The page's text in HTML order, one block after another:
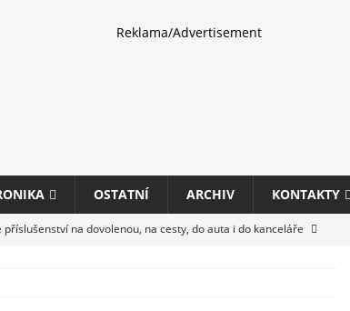
Reklama/Advertisement
OSTATNÍ ARCHIV KONTAKTY
příslušenství na dovolenou, na cesty, do auta i do kanceláře